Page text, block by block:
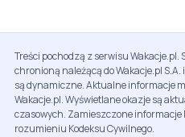
Treści pochodzą z serwisu
chronioną należącą do Wakacje.pl
są dynamiczne. Aktualne informacje
Wakacje.pl. Wyświetlane okazje są
czasowych. Zamieszczone informacje
rozumieniu Kodeksu Cywilnego.